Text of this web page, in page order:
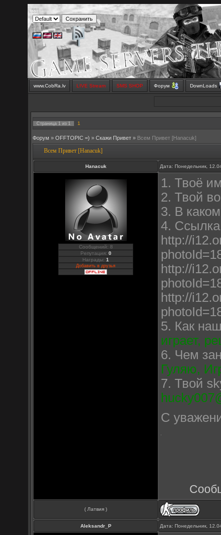
www.CobRa.lv LIVE Stream SMS SHOP Форум DownLoads
Страница 1 из 1 1
Форум » OFFTOPIC =) » Скажи Привет » Всем Привет [Hanacuk]
Всем Привет [Hanacuk]
Hanacuk Дата: Понедельник,
Сообщений: 8
Репутация: 0
Награды:1
Добавить в друзья
1. Твоё
2. Твой
3. В
4.
http://
http://
http://
5. Как
играет,
6. Чем
Гуляю,
7. Твой
С
( Латвия )
Aleksandr_P Дата: Понедельник,